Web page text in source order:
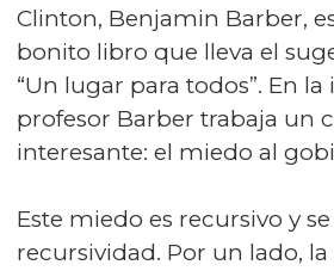
Clinton, Benjamin Barber,
bonito libro que lleva el
“Un lugar para todos”. En
profesor Barber trabaja un
interesante: el miedo al
Este miedo es recursivo y
recursividad. Por un lado,